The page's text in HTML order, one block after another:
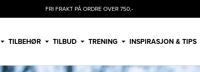
FRI FRAKT PÅ ORDRE OVER 750,-
TILBEHØR TILBUD TRENING INSPIRASJON & TIPS